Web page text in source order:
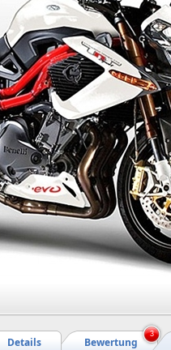
Bewertung
Details
3